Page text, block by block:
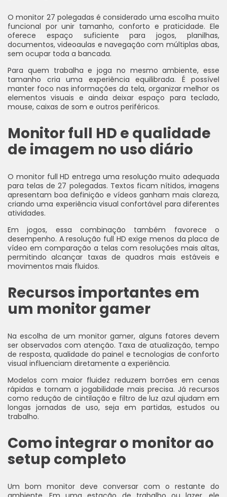
O monitor 27 polegadas é considerado uma escolha muito
funcional por unir tamanho, conforto e praticidade. Ele
oferece espaço suficiente para jogos, planilhas,
documentos, videoaulas e navegação com múltiplas abas,
sem ocupar toda a bancada.
Para quem trabalha e joga no mesmo ambiente, esse
tamanho cria uma experiência equilibrada. É possível
manter foco nas informações da tela, organizar melhor os
elementos visuais e ainda deixar espaço para teclado,
mouse, caixas de som e outros periféricos.
Monitor full HD e qualidade
de imagem no uso diário
O monitor full HD entrega uma resolução muito adequada
para telas de 27 polegadas. Textos ficam nítidos, imagens
apresentam boa definição e vídeos ganham mais clareza,
criando uma experiência visual confortável para diferentes
atividades.
Em jogos, essa combinação também favorece o
desempenho. A resolução full HD exige menos da placa de
vídeo em comparação a telas com resoluções mais altas,
permitindo alcançar taxas de quadros mais estáveis e
movimentos mais fluidos.
Recursos importantes em
um monitor gamer
Na escolha de um monitor gamer, alguns fatores devem
ser observados com atenção. Taxa de atualização, tempo
de resposta, qualidade do painel e tecnologias de conforto
visual influenciam diretamente a experiência.
Modelos com maior fluidez reduzem borrões em cenas
rápidas e tornam a jogabilidade mais precisa. Já recursos
como redução de cintilação e filtro de luz azul ajudam em
longas jornadas de uso, seja em partidas, estudos ou
trabalho.
Como integrar o monitor ao
setup completo
Um bom monitor deve conversar com o restante do